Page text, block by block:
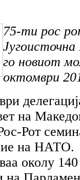
75-ти рос
Југоисточна
го новиот
октомври
на
Рот
на НАТО.
околу